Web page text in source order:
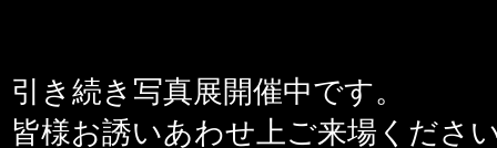
引き続き写真展開催中です。
皆様お誘いあわせ上ご来場くださ